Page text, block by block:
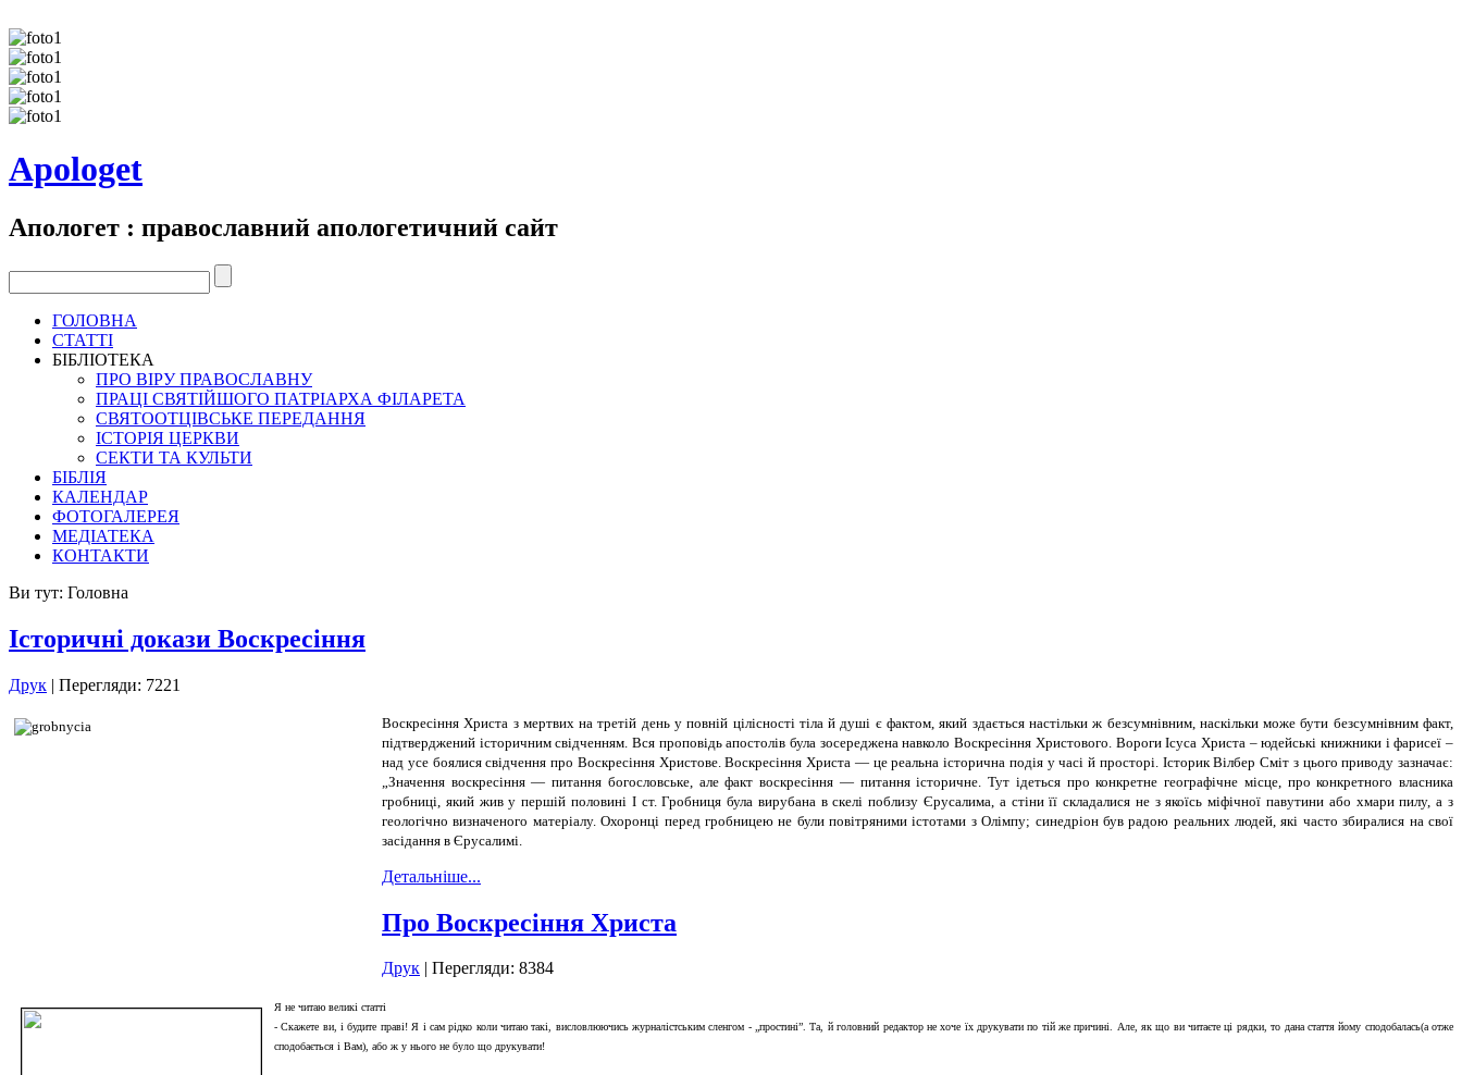
Apologet
Апологет : православний апологетичний сайт
ГОЛОВНА
СТАТТІ
БІБЛІОТЕКА
ПРО ВІРУ ПРАВОСЛАВНУ
ПРАЦІ СВЯТІЙШОГО ПАТРІАРХА ФІЛАРЕТА
СВЯТООТЦІВСЬКЕ ПЕРЕДАННЯ
ІСТОРІЯ ЦЕРКВИ
СЕКТИ ТА КУЛЬТИ
БІБЛІЯ
КАЛЕНДАР
ФОТОГАЛЕРЕЯ
МЕДІАТЕКА
КОНТАКТИ
Ви тут: Головна
Історичні докази Воскресіння
Друк | Перегляди: 7221
Воскресіння Христа з мертвих на третій день у повній цілісності тіла й душі є фактом, який здається настільки ж безсумнівним, наскільки може бути безсумнівним факт,
підтверджений історичним свідченням. Вся проповідь апостолів була зосереджена навколо Воскресіння Христового. Вороги Ісуса Христа – юдейські книжники і фарисеї –
над усе боялися свідчення про Воскресіння Христове. Воскресіння Христа — це реальна історична подія у часі й просторі. Історик Вілбер Сміт з цього приводу зазначає:
„Значення воскресіння — питання богословське, але факт воскресіння — питання історичне. Тут ідеться про конкретне географічне місце, про конкретного власника
гробниці, який жив у першій половині І ст. Гробниця була вирубана в скелі поблизу Єрусалима, а стіни її складалися не з якоїсь міфічної павутини або хмари пилу, а з
геологічно визначеного матеріалу. Охоронці перед гробницею не були повітряними істотами з Олімпу; синедріон був радою реальних людей, які часто збиралися на свої
засідання в Єрусалимі.
Детальніше...
Про Воскресіння Христа
Друк | Перегляди: 8384
Я не читаю великі статті
- Скажете ви, і будите праві! Я і сам рідко коли читаю такі, висловлюючись журналістським сленгом - „простині”. Та, й головний редактор не хоче їх друкувати по тій же причині. Але, як що ви читаєте ці рядки, то дана стаття йому сподобалась(а отже
сподобається і Вам), або ж у нього не було що друкувати!